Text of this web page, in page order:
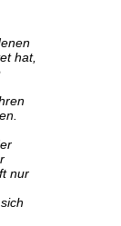
hat,
nur